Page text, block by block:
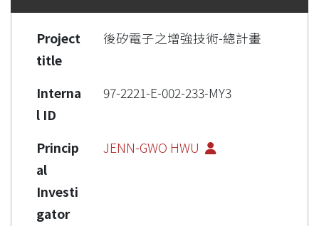
Project
title
後矽電子之增強技術-總計畫
Interna
l ID
97-2221-E-002-233-MY3
Princip
al
Investi
gator
JENN-GWO HWU